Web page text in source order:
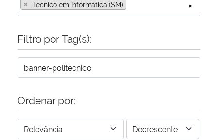
Controladoria-Geral da União
Ministério da Mulher, da Família e dos Direitos Humanos
Secretaria-Geral
Gabinete de Segurança Institucional
×
Técnico em Informática (SM)
Filtro por Tag(s):
Ordenar por: